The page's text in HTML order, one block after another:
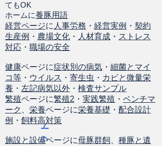
てもOK
ホームに養豚用語
経営ページに 人事労務 ・ 経営実例 ・ 契約
生産例 ・ 農場文化 ・ 人材育成 ・ ストレス
対応 ・ 職場の安全
健康ページに症状別の病気 ・ 細菌とマイ
コ等 ・ ウイルス ・ 寄生虫 ・ カビと微量栄
養 ・ 左記病気以外 ・ 検査サンプル
繁殖ページに繁殖2 ・ 実践繁殖 ・ ベンチマ
ーク
栄養ページに栄養基礎 ・ 配合設計
例 ・ 飼料高対策
施設と設備ページに母豚群飼
種豚と遺
ト
ッ